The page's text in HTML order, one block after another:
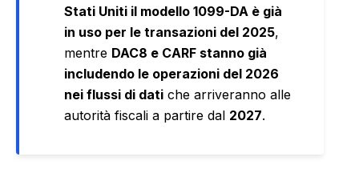
Stati Uniti il modello 1099-DA è già
in uso per le transazioni del 2025,
mentre DAC8 e CARF stanno già
includendo le operazioni del 2026
nei flussi di dati che arriveranno alle
autorità fiscali a partire dal 2027.